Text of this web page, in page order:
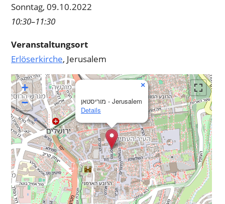
Sonntag, 09.10.2022
10:30–11:30
Veranstaltungsort
Erlöserkirche, Jerusalem
מוריסטאן - Jerusalem
Details
×
+
−